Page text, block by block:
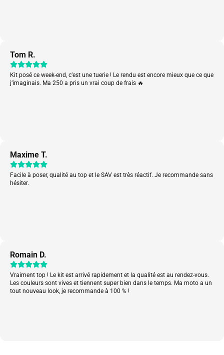
Tom R.
Kit posé ce week-end, c’est une tuerie ! Le rendu est encore mieux que ce que
j’imaginais. Ma 250 a pris un vrai coup de frais 🔥
Maxime T.
Facile à poser, qualité au top et le SAV est très réactif. Je recommande sans
hésiter.
Romain D.
Vraiment top ! Le kit est arrivé rapidement et la qualité est au rendez-vous.
Les couleurs sont vives et tiennent super bien dans le temps. Ma moto a un
tout nouveau look, je recommande à 100 % !